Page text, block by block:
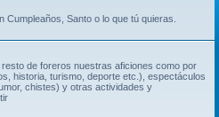
Cumpleaños, Santo o lo que tú quieras.
de foreros nuestras aficiones como por
historia, turismo, deporte etc.), espectáculos
chistes) y otras actividades y